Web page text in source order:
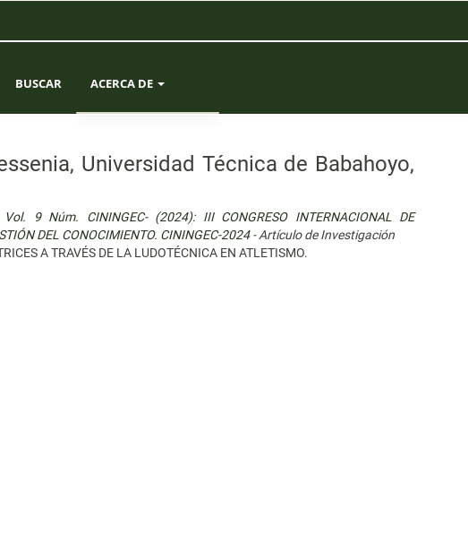
BUSCAR ACERCA DE
EQUIPO EDITORIAL
Universidad Técnica de Babahoyo,
9 Núm. CININGEC- (2024): III CONGRESO INTERNACIONAL DE
DEL CONOCIMIENTO. CININGEC-2024- Artículo de Investigación
A TRAVÉS DE LA LUDOTÉCNICA EN ATLETISMO.